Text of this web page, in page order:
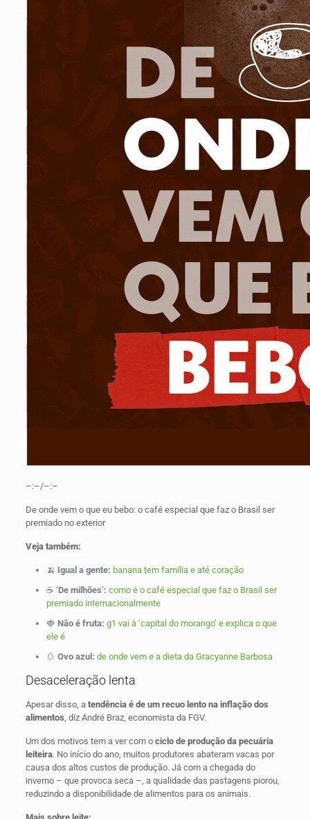
–:–/–:–
De onde vem o que eu bebo: o café especial que faz o Brasil ser
premiado no exterior
Veja também:
🍌 Igual a gente: banana tem família e até coração
☕ ‘De milhões’: como é o café especial que faz o Brasil ser
premiado internacionalmente
🍓 Não é fruta: g1 vai à ‘capital do morango’ e explica o que
ele é
🥚 Ovo azul: de onde vem e a dieta da Gracyanne Barbosa
Desaceleração lenta
Apesar disso, a tendência é de um recuo lento na inflação dos
alimentos, diz André Braz, economista da FGV.
Um dos motivos tem a ver com o ciclo de produção da pecuária
leiteira. No início do ano, muitos produtores abateram vacas por
causa dos altos custos de produção. Já com a chegada do
inverno – que provoca seca –, a qualidade das pastagens piorou,
reduzindo a disponibilidade de alimentos para os animais.